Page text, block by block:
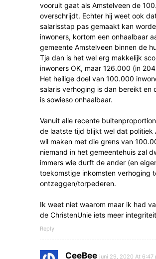
vooruit gaat als Amstelveen de
overschrijdt. Echter hij weet ook
salarisstap pas gemaakt kan
inwoners, kortom een onhaalbaar
gemeente Amstelveen binnen de
Tja dan is het wel erg makkelijk
inwoners OK, maar 126.000 (in
Het heilige doel van 100.000
salaris verhoging is dan bereikt en
is sowieso onhaalbaar.
Vanuit alle recente
de laatste tijd blijkt wel dat politiek
wil maken met die grens van
niemand in het gemeentehuis zal
immers wie durft de ander (en
toekomstige inkomsten verhoging
ontzeggen/torpederen.
Ik weet niet waarom maar ik had
de ChristenUnie iets meer
Reply
CeeBee juni 29, 2020 At 6:47